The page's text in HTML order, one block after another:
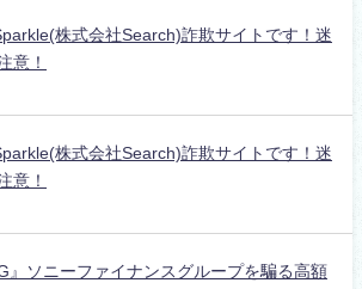
株式会社Search)詐欺サイトです！迷
意！
株式会社Search)詐欺サイトです！迷
意！
』ソニーファイナンスグループを騙る高額